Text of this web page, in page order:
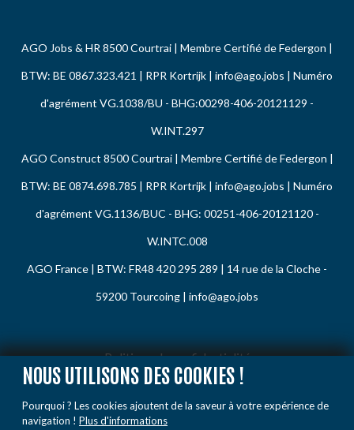
NOUS UTILISONS DES COOKIES !
Pourquoi ? Les cookies ajoutent de la saveur à votre expérience de
navigation ! Plus d'informations
AGO Jobs & HR 8500 Courtrai | Membre Certifié de Federgon |
BTW: BE 0867.323.421 | RPR Kortrijk | info@ago.jobs | Numéro
d'agrément VG.1038/BU - BHG:00298-406-20121129 -
W.INT.297
AGO Construct 8500 Courtrai | Membre Certifié de Federgon |
BTW: BE 0874.698.785 | RPR Kortrijk | info@ago.jobs | Numéro
d'agrément VG.1136/BUC - BHG: 00251-406-20121120 -
W.INTC.008
AGO France | BTW: FR48 420 295 289 | 14 rue de la Cloche -
59200 Tourcoing | info@ago.jobs
Politique de confidentialité
Politique de cookies
Code de conduite